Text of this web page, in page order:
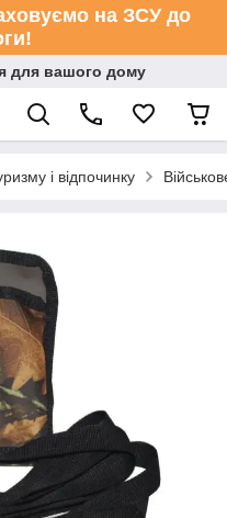
на ЗСУ до
для вашого дому
і відпочинку